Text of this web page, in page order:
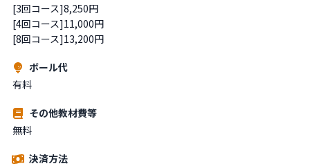
[3回コース]8,250円
[4回コース]11,000円
[8回コース]13,200円
ボール代
有料
その他教材費等
無料
決済方法